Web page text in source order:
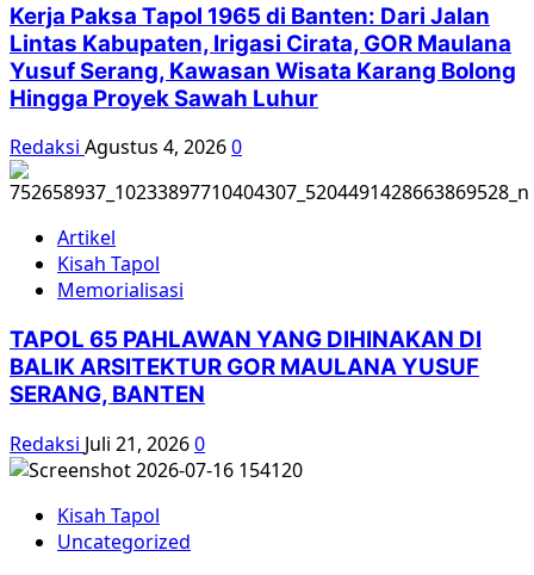
Kerja Paksa Tapol 1965 di Banten: Dari Jalan
Lintas Kabupaten, Irigasi Cirata, GOR Maulana
Yusuf Serang, Kawasan Wisata Karang Bolong
Hingga Proyek Sawah Luhur
Redaksi Agustus 4, 20260
Artikel
Kisah Tapol
Memorialisasi
TAPOL 65 PAHLAWAN YANG DIHINAKAN DI
BALIK ARSITEKTUR GOR MAULANA YUSUF
SERANG, BANTEN
Redaksi Juli 21, 20260
Kisah Tapol
Uncategorized